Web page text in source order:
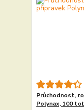
Průchodnost,
Polynax, 100